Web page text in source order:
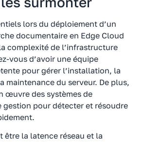
lors du déploiement d’un
documentaire en Edge Cloud
complexité de l’infrastructure
vous d’avoir une équipe
pour gérer l’installation, la
maintenance du serveur. De plus,
œuvre des systèmes de
gestion pour détecter et résoudre
être la latence réseau et la